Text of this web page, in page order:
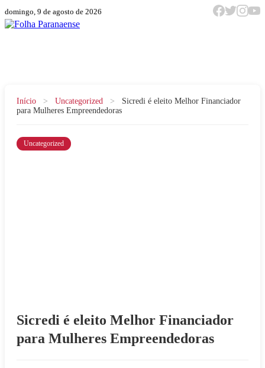
domingo, 9 de agosto de 2026
Início > Uncategorized >
Sicredi é eleito Melhor Financiador
para Mulheres Empreendedoras
Uncategorized
Sicredi é eleito Melhor Financiador
para Mulheres Empreendedoras